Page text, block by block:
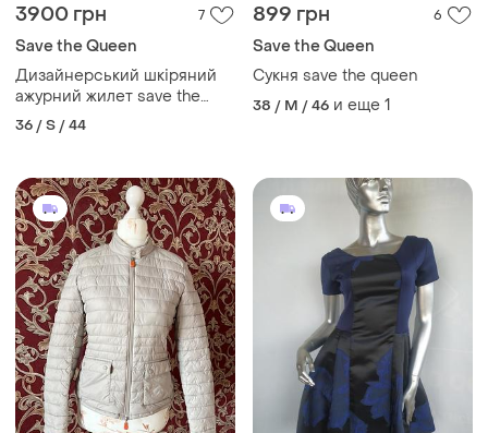
3900 грн 7
Save the Queen
Дизайнерський шкіряний
ажурний жилет save the
queen
36 / S / 44
899 грн 6
Save the Queen
Сукня save the queen
38 / M / 46 и еще 1